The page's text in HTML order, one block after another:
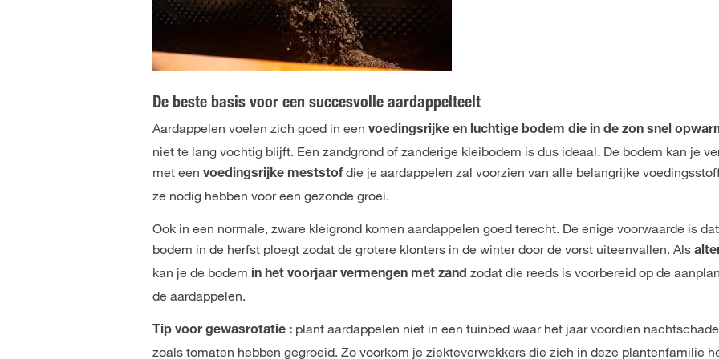
De beste basis voor een succesvolle aardappelteelt
Aardappelen voelen zich goed in eenvoedingsrijke en luchtige bodem die in de zon snel
niet te lang vochtig blijft. Een zandgrond of zanderige kleibodem is dus ideaal. De bodem kan je
met eenvoedingsrijke meststofdie je aardappelen zal voorzien van alle belangrijke
ze nodig hebben voor een gezonde groei.
Ook in een normale, zware kleigrond komen aardappelen goed terecht. De enige voorwaarde is
bodem in de herfst ploegt zodat de grotere klonters in de winter door de vorst uiteenvallen. Als
kan je de bodem in het voorjaar vermengen met zand zodat die reeds is voorbereid op de
de aardappelen.
Tip voor gewasrotatie : plant aardappelen niet in een tuinbed waar het jaar voordien
zoals tomaten hebben gegroeid. Zo voorkom je ziekteverwekkers die zich in deze plantenfamilie